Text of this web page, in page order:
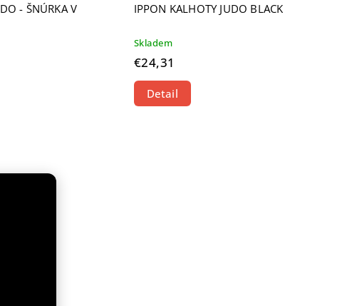
- ŠNÚRKA V
IPPON KALHOTY JUDO BLACK
Skladem
€24,31
Detail